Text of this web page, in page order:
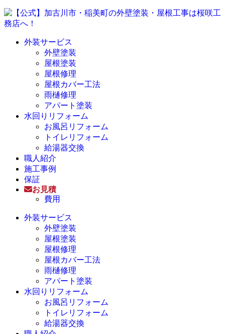
外装サービス
外壁塗装
屋根塗装
屋根修理
屋根カバー工法
雨樋修理
アパート塗装
水回りリフォーム
お風呂リフォーム
トイレリフォーム
給湯器交換
職人紹介
施工事例
保証
お見積
費用
外装サービス
外壁塗装
屋根塗装
屋根修理
屋根カバー工法
雨樋修理
アパート塗装
水回りリフォーム
お風呂リフォーム
トイレリフォーム
給湯器交換